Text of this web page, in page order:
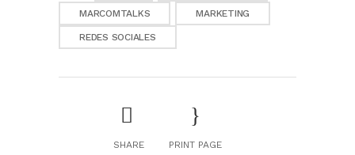
MARCOMTALKS MARKETING
REDES SOCIALES
SHARE PRINT PAGE